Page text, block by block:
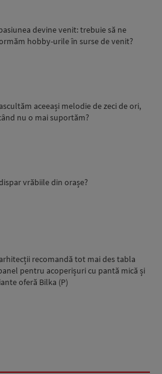
devine venit: trebuie să ne
hobby-urile în surse de venit?
aceeași melodie de zeci de ori,
nu o mai suportăm?
vrăbiile din orașe?
recomandă tot mai des tabla
pentru acoperișuri cu pantă mică și
oferă Bilka (P)